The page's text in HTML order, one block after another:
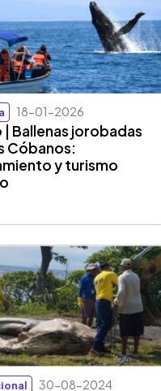
18-01-2026
| Ballenas jorobadas
Cóbanos:
y turismo
30-08-2024